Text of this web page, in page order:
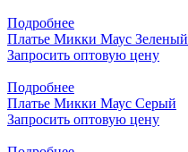
Подробнее
Платье Микки Маус Зеленый
Запросить оптовую цену
Подробнее
Платье Микки Маус Серый
Запросить оптовую цену